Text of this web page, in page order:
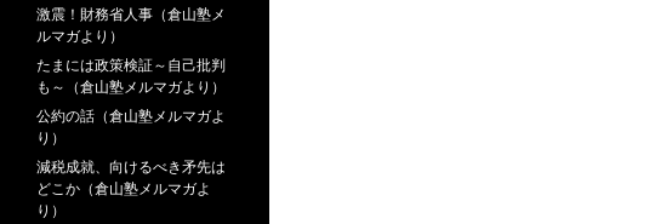
激震！財務省人事（倉山塾メ
ルマガより）
たまには政策検証～自己批判
も～（倉山塾メルマガより）
公約の話（倉山塾メルマガよ
り）
減税成就、向けるべき矛先は
どこか（倉山塾メルマガよ
り）